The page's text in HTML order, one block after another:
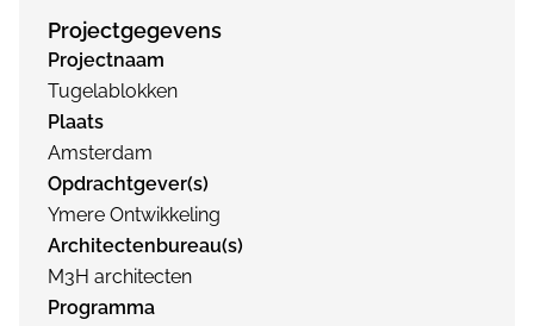
Projectgegevens
Projectnaam
Tugelablokken
Plaats
Amsterdam
Opdrachtgever(s)
Ymere Ontwikkeling
Architectenbureau(s)
M3H architecten
Programma